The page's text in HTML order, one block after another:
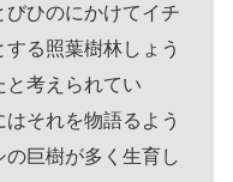
びひのにかけてイチ
る照葉樹林しょう
と考えられてい
それを物語るよう
巨樹が多く生育し